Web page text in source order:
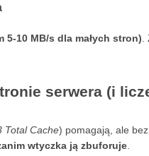
5-10 MB/s dla małych stron)
serwera (i
Total Cache) pomagają, ale
wtyczka ją zbuforuje